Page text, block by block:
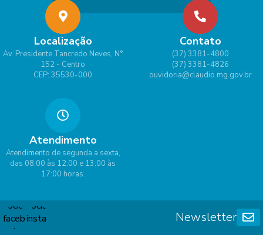
Localização
Av. Presidente Tancredo Neves, N°
152 - Centro
CEP: 35530-000
Contato
(37) 3381-4800
(37) 3381-4826
ouvidoria@claudio.mg.gov.br
Atendimento
Atendimento de segunda a sexta,
das 08:00 às 12:00 e 13:00 às
17:00 horas.
Newsletter